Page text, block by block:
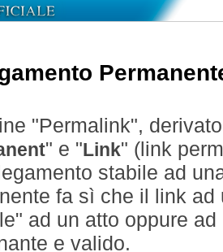
"Permalink",
" e " Link" (link
stabile ad
fa sì che il link
ad un atto oppure
e valido.